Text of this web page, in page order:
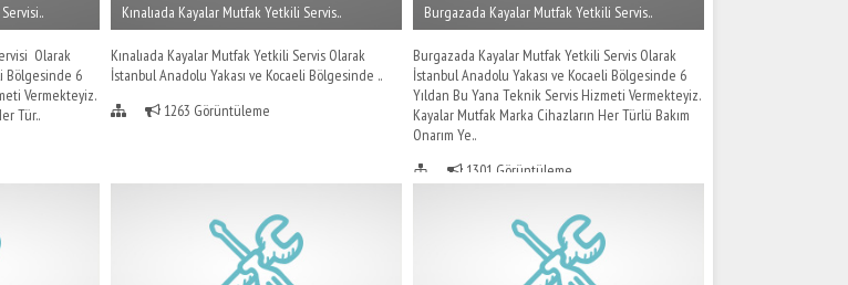
Olarak
Bölgesinde 6
Vermekteyiz.
Tür..
Kınalıada Kayalar Mutfak Yetkili Servis..
Kınalıada Kayalar Mutfak Yetkili Servis Olarak
İstanbul Anadolu Yakası ve Kocaeli Bölgesinde ..
1263 Görüntüleme
Burgazada Kayalar Mutfak Yetkili Servis..
Burgazada Kayalar Mutfak Yetkili Servis Olarak
İstanbul Anadolu Yakası ve Kocaeli Bölgesinde 6
Yıldan Bu Yana Teknik Servis Hizmeti Vermekteyiz.
Kayalar Mutfak Marka Cihazların Her Türlü Bakım
Onarım Ye..
1301 Görüntüleme